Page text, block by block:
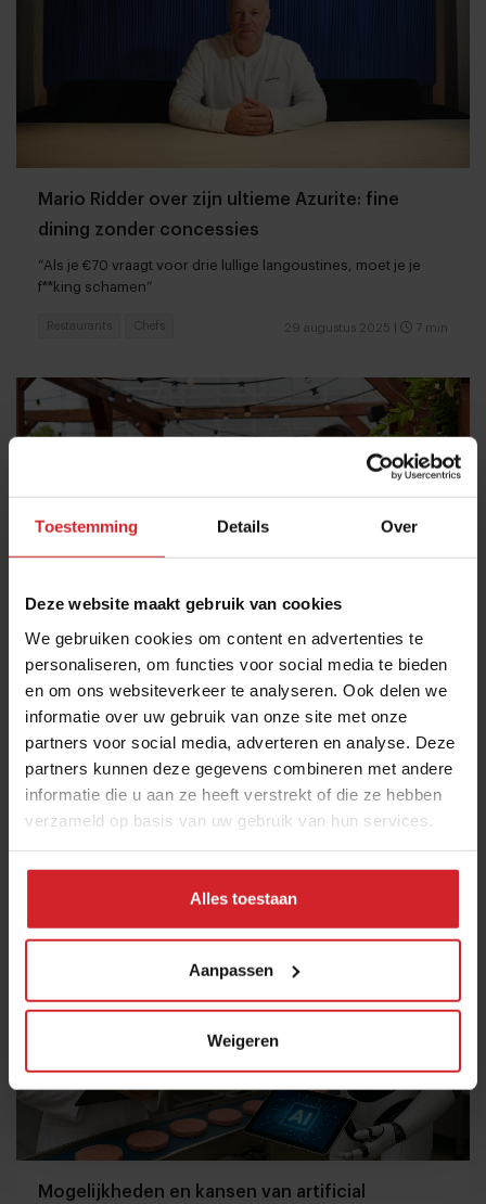
Toestemming Details Over
Deze website maakt gebruik van cookies
We gebruiken cookies om content en advertenties te
personaliseren, om functies voor social media te bieden
en om ons websiteverkeer te analyseren. Ook delen we
informatie over uw gebruik van onze site met onze
partners voor social media, adverteren en analyse. Deze
partners kunnen deze gegevens combineren met andere
informatie die u aan ze heeft verstrekt of die ze hebben
verzameld op basis van uw gebruik van hun services.
Alles toestaan
Aanpassen
Weigeren
Mario Ridder over zijn ultieme Azurite: fine
dining zonder concessies
“Als je €70 vraagt voor drie lullige langoustines, moet je je
f**king schamen”
29 augustus 2025 7 min
Restaurants Chefs
Zo wordt je menukaart je bestverkopende
medewerker
19 tips voor menukaart optimalisatie van horecamarketeers
29 augustus 2025 | 6 min
Restaurants Hospitality
Mogelijkheden en kansen van artificial